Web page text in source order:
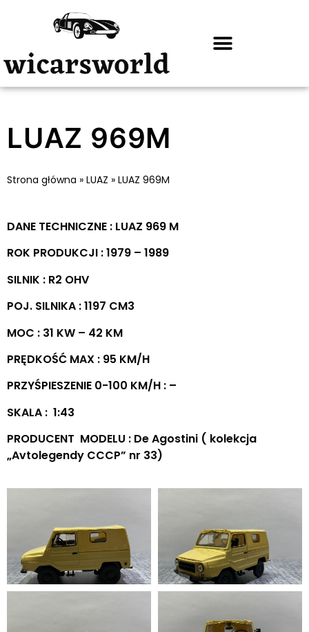
LUAZ 969M
Strona główna » LUAZ » LUAZ 969M
DANE TECHNICZNE : LUAZ 969 M
ROK PRODUKCJI : 1979 – 1989
SILNIK : R2 OHV
POJ. SILNIKA : 1197 CM3
MOC : 31 KW – 42 KM
PRĘDKOŚĆ MAX : 95 KM/H
PRZYŚPIESZENIE 0-100 KM/H : –
SKALA : 1:43
PRODUCENT MODELU : De Agostini ( kolekcja
„Avtolegendy CCCP” nr 33)